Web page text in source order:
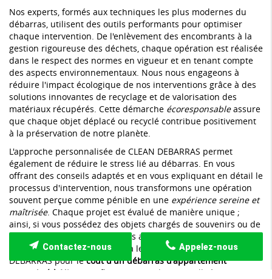
Nos experts, formés aux techniques les plus modernes du
débarras, utilisent des outils performants pour optimiser
chaque intervention. De l'enlèvement des encombrants à la
gestion rigoureuse des déchets, chaque opération est réalisée
dans le respect des normes en vigueur et en tenant compte
des aspects environnementaux. Nous nous engageons à
réduire l'impact écologique de nos interventions grâce à des
solutions innovantes de recyclage et de valorisation des
matériaux récupérés. Cette démarche écoresponsableassure
que chaque objet déplacé ou recyclé contribue positivement
à la préservation de notre planète.
L'approche personnalisée de CLEAN DEBARRAS permet
également de réduire le stress lié au débarras. En vous
offrant des conseils adaptés et en vous expliquant en détail le
processus d'intervention, nous transformons une opération
souvent perçue comme pénible en une expérience sereine et
maîtrisée. Chaque projet est évalué de manière unique ;
ainsi, si vous possédez des objets chargés de souvenirs ou de
valeur sentimentale, nous vous aidons à prendre les
décisions appropriées quant à leur sort. Choisir CLEAN
DEBARRAS pour lecoût d'un débarras d'appartement
encombré à Nice
signifie opter pour la tranquillité et
Appelez-nous
Contactez-nous